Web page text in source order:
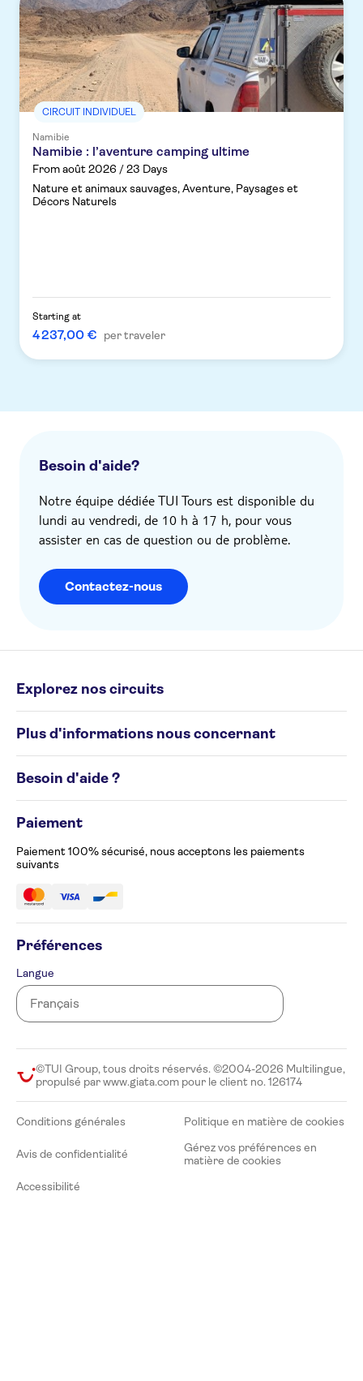
CIRCUIT INDIVIDUEL
Namibie
Namibie : l’aventure camping ultime
From août 2026 / 23 Days
Nature et animaux sauvages, Aventure, Paysages et
Décors Naturels
Starting at
4 237,00 € per traveler
Besoin d'aide?
Notre équipe dédiée TUI Tours est disponible du
lundi au vendredi, de 10 h à 17 h, pour vous
assister en cas de question ou de problème.
Contactez-nous
Explorez nos circuits
Circuits de groupe
Destinations
Plus d'informations nous concernant
Politique en matière de cookies
Avis de confidentialité
Gérez vos préférences en matière de cookies
Besoin d'aide ?
Formulaire de plainte
Paiement
Paiement 100% sécurisé, nous acceptons les paiements
suivants
Préférences
Langue
©TUI Group, tous droits réservés. ©2004-2026 Multilingue,
propulsé par www.giata.com pour le client no. 126174
Conditions générales Politique en matière de cookies
Avis de confidentialité
Gérez vos préférences en
matière de cookies
Accessibilité